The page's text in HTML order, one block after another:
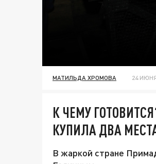
МАТИЛЬДА ХРОМОВА 24
К ЧЕМУ
КУПИЛА ДВА
В жаркой стране